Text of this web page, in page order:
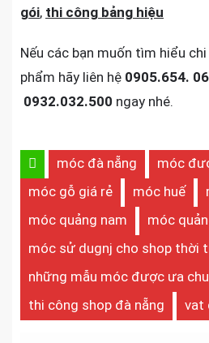
gói, thi công bảng hiệu
Nếu các bạn muốn tìm hiểu
phẩm hãy liên hệ 0905.654.
0932.032.500 ngay nhé.
móc đà nẵng
móc
móc gỗ giá rẻ
móc huế
móc quảng nam
móc
móc sử dugnj cho shop thời
những mẫu móc được ưa
thi công shop đà nẵng
vat